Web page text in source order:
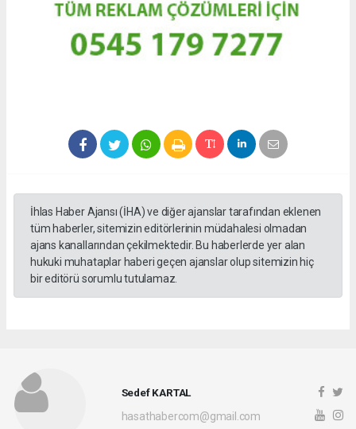
İhlas Haber Ajansı (İHA) ve diğer ajanslar tarafından eklenen
tüm haberler, sitemizin editörlerinin müdahalesi olmadan
ajans kanallarından çekilmektedir. Bu haberlerde yer alan
hukuki muhataplar haberi geçen ajanslar olup sitemizin hiç
bir editörü sorumlu tutulamaz.
Sedef KARTAL
hasathabercom@gmail.com